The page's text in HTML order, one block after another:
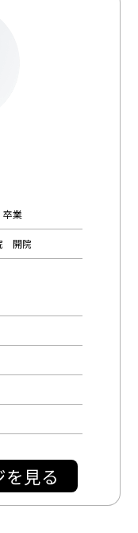
業
開院
見る